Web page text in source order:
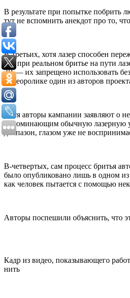
В результате при попытке
тут не вспомнить анекдот про то,
В-третьих, хотя лазер способен
что при реальном бритье на пути
3B — их запрещено использовать
видеоролике один из авторов
Хотя авторы кампании заявляют о
напоминающим обычную лазерную
диапазон, глазом уже не
В-четвертых, сам процесс бритья
было опубликовано лишь в одном
как человек пытается с помощью
Авторы поспешили объяснить, что
Кадр из видео, показывающего
нить